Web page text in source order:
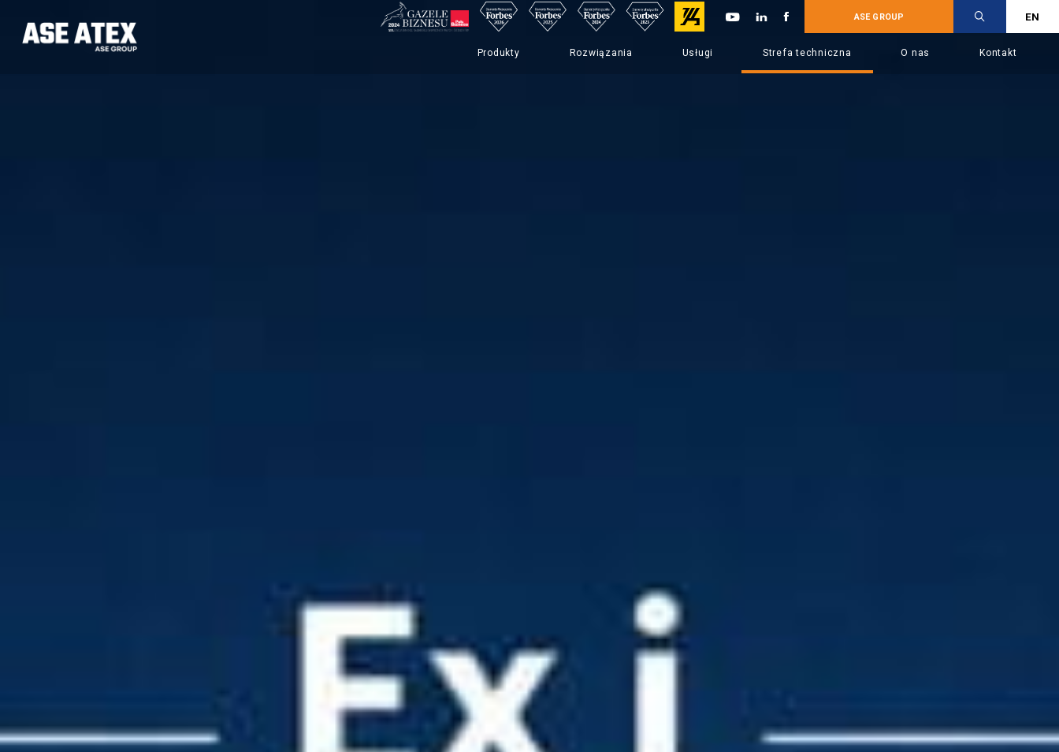
Produkty Rozwiązania Usługi Strefa techniczna O nas Kontakt
ASE GROUP EN